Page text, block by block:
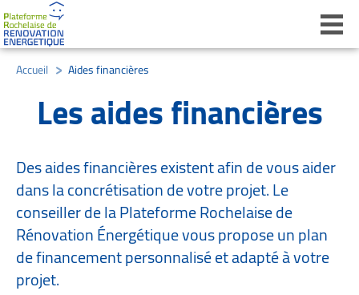
Accueil Aides financières
Les aides financières
Des aides financières existent afin de vous aider
dans la concrétisation de votre projet. Le
conseiller de la Plateforme Rochelaise de
Rénovation Énergétique vous propose un plan
de financement personnalisé et adapté à votre
projet.